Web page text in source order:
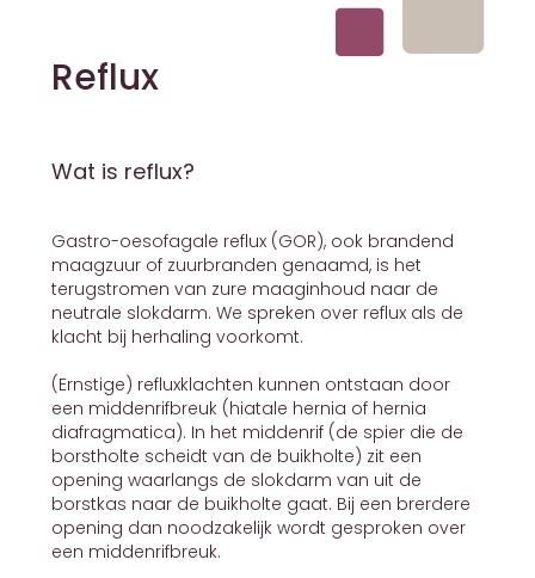
Reflux
Wat is reflux?
Gastro-oesofagale reflux (GOR), ook brandend
maagzuur of zuurbranden genaamd, is het
terugstromen van zure maaginhoud naar de
neutrale slokdarm. We spreken over reflux als de
klacht bij herhaling voorkomt.
(Ernstige) refluxklachten kunnen ontstaan door
een middenrifbreuk (hiatale hernia of hernia
diafragmatica). In het middenrif (de spier die de
borstholte scheidt van de buikholte) zit een
opening waarlangs de slokdarm van uit de
borstkas naar de buikholte gaat. Bij een brerdere
opening dan noodzakelijk wordt gesproken over
een middenrifbreuk.